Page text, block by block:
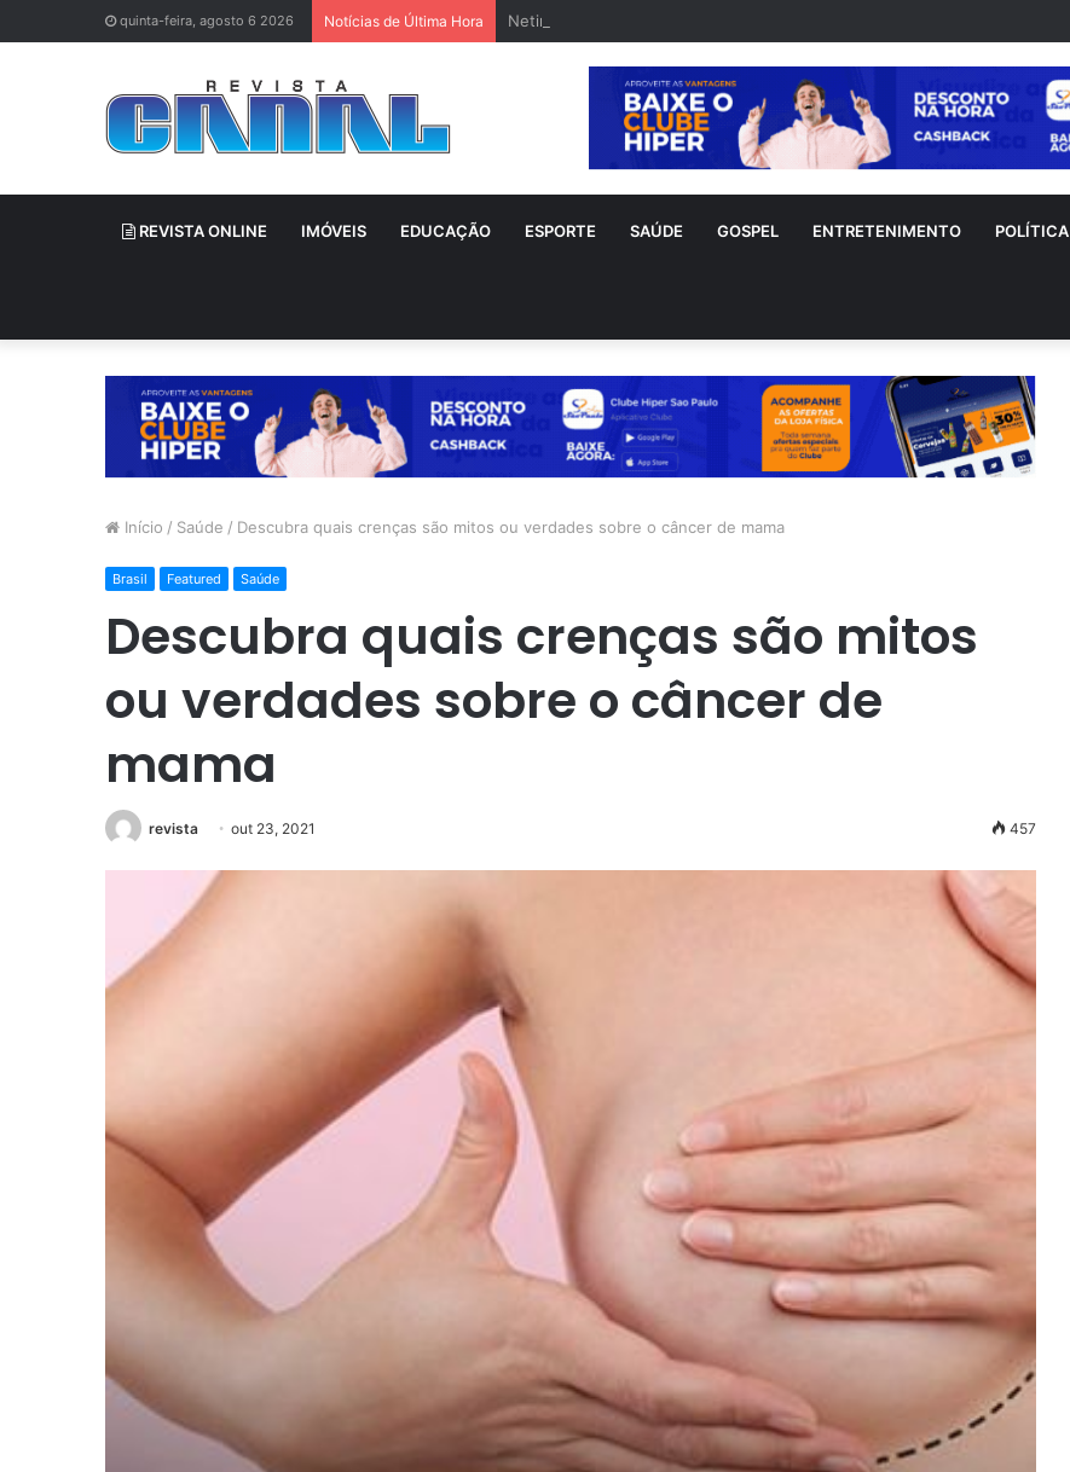
quinta-feira, agosto 6 2026 Notícias de Última Hora Netinho sofre acidente doméstico durante tratamento de novo câncer
REVISTA ONLINE IMÓVEIS EDUCAÇÃO ESPORTE SAÚDE GOSPEL ENTRETENIMENTO POLÍTICA
Início / Saúde / Descubra quais crenças são mitos ou verdades sobre o câncer de mama
Brasil Featured Saúde
Descubra quais crenças são mitos
ou verdades sobre o câncer de
mama
revista out 23, 2021 457